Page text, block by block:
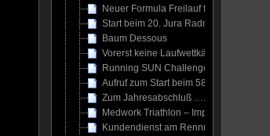
Neuer Formula Freilauf für MTB
Start beim 20. Jura Radmarathon
Baum Dessous
Vorerst keine Laufwettkämpfe
Running SUN Challenges 2017
Aufruf zum Start beim 58.
Zum Jahresabschluß …. same
Medwork Triathlon – Impressionen
Kundendienst am Rennrad